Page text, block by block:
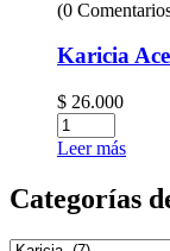
(0
Karicia
$ 26.000
Leer más
Categorías